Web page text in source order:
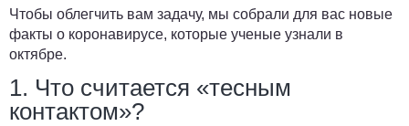
Чтобы облегчить вам задачу, мы собрали для вас новые
факты о коронавирусе, которые ученые узнали в
октябре.
1. Что считается «тесным
контактом»?